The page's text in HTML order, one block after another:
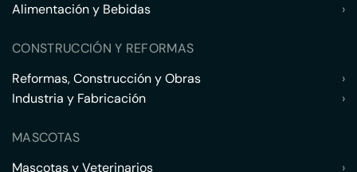
Alimentación y Bebidas
›
CONSTRUCCIÓN Y REFORMAS
Reformas, Construcción y Obras
›
Industria y Fabricación
›
MASCOTAS
Mascotas y Veterinarios
›